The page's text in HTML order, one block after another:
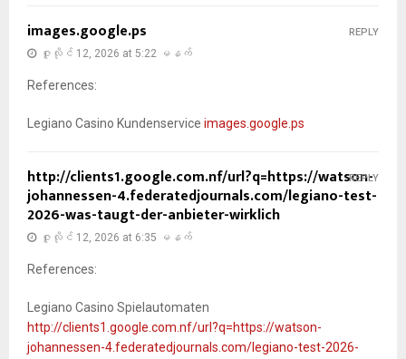
images.google.ps
ဇူလိုင် 12, 2026 at 5:22 မနက်
References:
Legiano Casino Kundenservice images.google.ps
REPLY
http://clients1.google.com.nf/url?q=https://watson-
johannessen-4.federatedjournals.com/legiano-test-
2026-was-taugt-der-anbieter-wirklich
ဇူလိုင် 12, 2026 at 6:35 မနက်
References:
Legiano Casino Spielautomaten
http://clients1.google.com.nf/url?q=https://watson-
johannessen-4.federatedjournals.com/legiano-test-2026-
REPLY